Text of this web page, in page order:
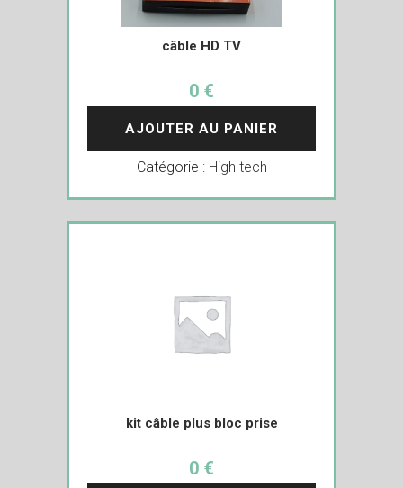
câble HD TV
0 €
AJOUTER AU PANIER
Catégorie : High tech
kit câble plus bloc prise
0 €